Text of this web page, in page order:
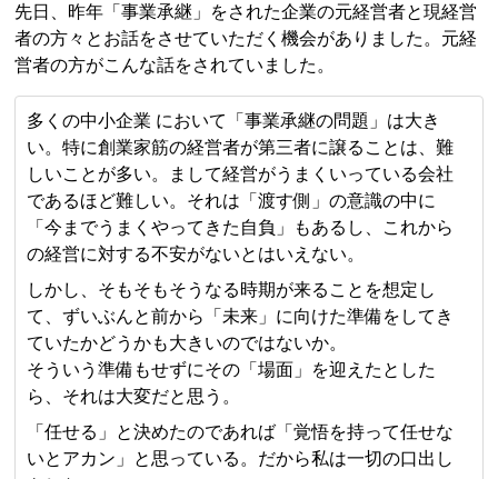
先日、昨年「事業承継」をされた企業の元経営者と現経営
者の方々とお話をさせていただく機会がありました。元経
営者の方がこんな話をされていました。
多くの中小企業 において「事業承継の問題」は大き
い。特に創業家筋の経営者が第三者に譲ることは、難
しいことが多い。まして経営がうまくいっている会社
であるほど難しい。それは「渡す側」の意識の中に
「今までうまくやってきた自負」もあるし、これから
の経営に対する不安がないとはいえない。
しかし、そもそもそうなる時期が来ることを想定し
て、ずいぶんと前から「未来」に向けた準備をしてき
ていたかどうかも大きいのではないか。
そういう準備もせずにその「場面」を迎えたとした
ら、それは大変だと思う。
「任せる」と決めたのであれば「覚悟を持って任せな
いとアカン」と思っている。だから私は一切の口出し